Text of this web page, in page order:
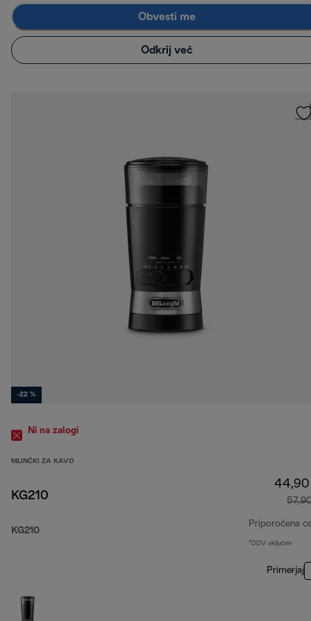
Obvesti me
Odkrij več
-22 %
Ni na zalogi
MLINČKI ZA KAVO
KG210
KG210
Priporočena
*DDV vključen
Primerjaj